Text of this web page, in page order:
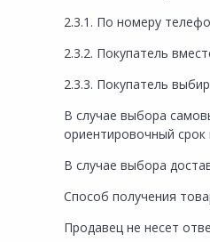
2.3.1. По номеру
2.3.2. Покупатель
2.3.3. Покупатель
В случае выбора
ориентировочный срок
В случае выбора
Способ получения
Продавец не несет